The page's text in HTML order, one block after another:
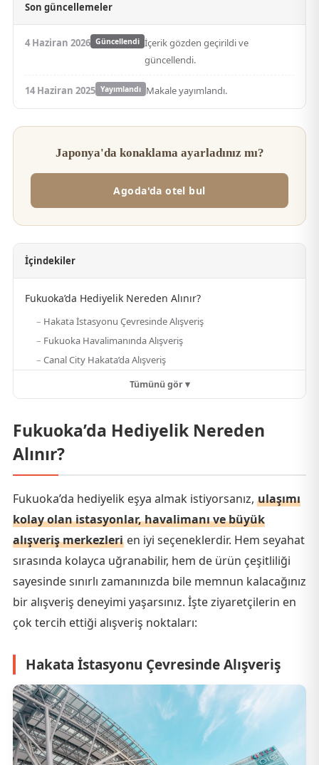
Son güncellemeler
4 Haziran 2026 Güncellendi İçerik gözden geçirildi ve
güncellendi.
14 Haziran 2025 Yayımlandı Makale yayımlandı.
Japonya'da konaklama ayarladınız mı?
Agoda'da otel bul
İçindekiler
Fukuoka’da Hediyelik Nereden Alınır?
Hakata İstasyonu Çevresinde Alışveriş
Fukuoka Havalimanında Alışveriş
Canal City Hakata’da Alışveriş
Tümünü gör ▾
Fukuoka’da Hediyelik Nereden
Alınır?
Fukuoka’da hediyelik eşya almak istiyorsanız, ulaşımı
kolay olan istasyonlar, havalimanı ve büyük
alışveriş merkezleri en iyi seçeneklerdir. Hem seyahat
sırasında kolayca uğranabilir, hem de ürün çeşitliliği
sayesinde sınırlı zamanınızda bile memnun kalacağınız
bir alışveriş deneyimi yaşarsınız. İşte ziyaretçilerin en
çok tercih ettiği alışveriş noktaları:
Hakata İstasyonu Çevresinde Alışveriş